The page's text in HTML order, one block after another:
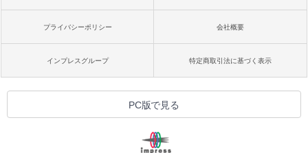
プライバシーポリシー 会社概要
インプレスグループ 特定商取引法に基づく表示
PC版で見る